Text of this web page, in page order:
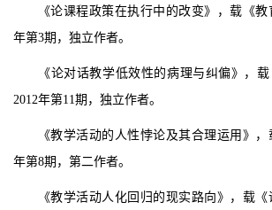
《论课程政策在执行中的改变》，载《教
年第3期，独立作者。
《论对话教学低效性的病理与纠偏》，载
2012年第11期，独立作者。
《教学活动的人性悖论及其合理运用》，
年第8期，第二作者。
《教学活动人化回归的现实路向》，载《